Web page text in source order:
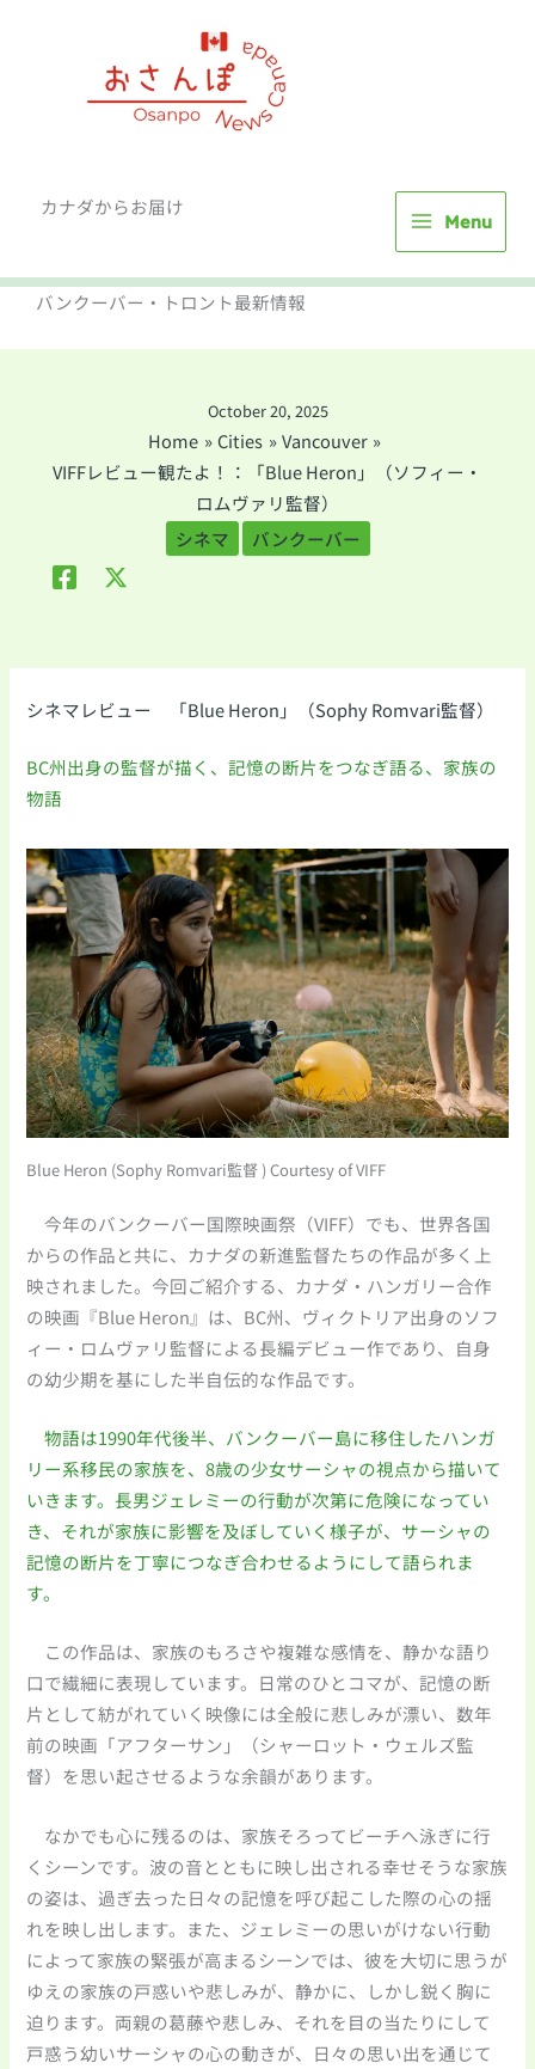
カナダからお届け
Menu
バンクーバー・トロント最新情報
October 20, 2025
Home Cities
Vancouver
VIFFレビュー観たよ！：「Blue Heron」（ソフィー・
ロムヴァリ監督）
シネマ
バンクーバー
シネマレビュー 「Blue Heron」（Sophy Romvari監督）
BC州出身の監督が描く、記憶の断片をつなぎ語る、家族の
物語
Blue Heron (Sophy Romvari監督 ) Courtesy of VIFF
今年のバンクーバー国際映画祭（VIFF）でも、世界各国
からの作品と共に、カナダの新進監督たちの作品が多く上
映されました。今回ご紹介する、カナダ・ハンガリー合作
の映画『Blue Heron』は、BC州、ヴィクトリア出身のソフ
ィー・ロムヴァリ監督による長編デビュー作であり、自身
の幼少期を基にした半自伝的な作品です。
物語は1990年代後半、バンクーバー島に移住したハンガ
リー系移民の家族を、8歳の少女サーシャの視点から描いて
いきます。長男ジェレミーの行動が次第に危険になってい
き、それが家族に影響を及ぼしていく様子が、サーシャの
記憶の断片を丁寧につなぎ合わせるようにして語られま
す。
この作品は、家族のもろさや複雑な感情を、静かな語り
口で繊細に表現しています。日常のひとコマが、記憶の断
片として紡がれていく映像には全般に悲しみが漂い、数年
前の映画「アフターサン」（シャーロット・ウェルズ監
督）を思い起させるような余韻があります。
なかでも心に残るのは、家族そろってビーチへ泳ぎに行
くシーンです。波の音とともに映し出される幸せそうな家族
の姿は、過ぎ去った日々の記憶を呼び起こした際の心の揺
れを映し出します。また、ジェレミーの思いがけない行動
によって家族の緊張が高まるシーンでは、彼を大切に思うが
ゆえの家族の戸惑いや悲しみが、静かに、しかし鋭く胸に
迫ります。両親の葛藤や悲しみ、それを目の当たりにして
戸惑う幼いサーシャの心の動きが、日々の思い出を通じて